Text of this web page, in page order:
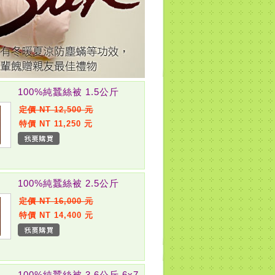
100%純蠶絲被 1.5公斤
定價 NT 12,500 元
特價 NT 11,250 元
100%純蠶絲被 2.5公斤
定價 NT 16,000 元
特價 NT 14,400 元